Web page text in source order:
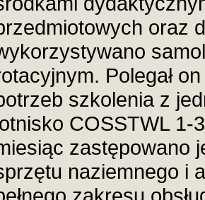
oraz
Polegał
szkolenia z
COSSTWL 1-
zastępowano
naziemnego i